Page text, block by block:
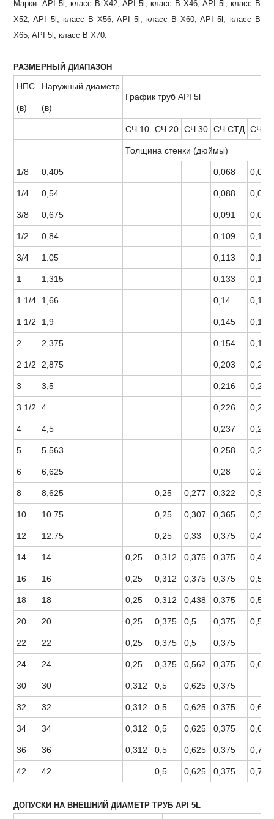
Марки: API 5l, класс B X42, API 5l, класс B X46, API 5l, класс B
X52, API 5l, класс B X56, API 5l, класс B X60, API 5l, класс B
X65, API 5l, класс B X70.
РАЗМЕРНЫЙ ДИАПАЗОН
НПС
Наружный диаметр
График труб API 5l
(в)
(в)
СЧ 10 СЧ 20 СЧ 30 СЧ СТД СЧ 40
Толщина стенки (дюймы)
1/8 0,405 0,068 0,068
1/4 0,54 0,088 0,088
3/8 0,675 0,091 0,091
1/2 0,84 0,109 0,109
3/4 1.05 0,113 0,113
1 1,315 0,133 0,133
1 1/4 1,66 0,14 0,14
1 1/2 1,9 0,145 0,145
2 2,375 0,154 0,154
2 1/2 2,875 0,203 0,203
3 3,5 0,216 0,216
3 1/2 4 0,226 0,226
4 4,5 0,237 0,237
5 5.563 0,258 0,258
6 6,625 0,28 0,28
8 8,625 0,25 0,277 0,322 0,322
10 10.75 0,25 0,307 0,365 0,365
12 12.75 0,25 0,33 0,375 0,406
14 14 0,25 0,312 0,375 0,375 0,438
16 16 0,25 0,312 0,375 0,375 0,5
18 18 0,25 0,312 0,438 0,375 0,562
20 20 0,25 0,375 0,5 0,375 0,594
22 22 0,25 0,375 0,5 0,375
24 24 0,25 0,375 0,562 0,375 0,688
30 30 0,312 0,5 0,625 0,375
32 32 0,312 0,5 0,625 0,375 0,688
34 34 0,312 0,5 0,625 0,375 0,688
36 36 0,312 0,5 0,625 0,375 0,75
42 42 0,5 0,625 0,375 0,75
ДОПУСКИ НА ВНЕШНИЙ ДИАМЕТР ТРУБ API 5L